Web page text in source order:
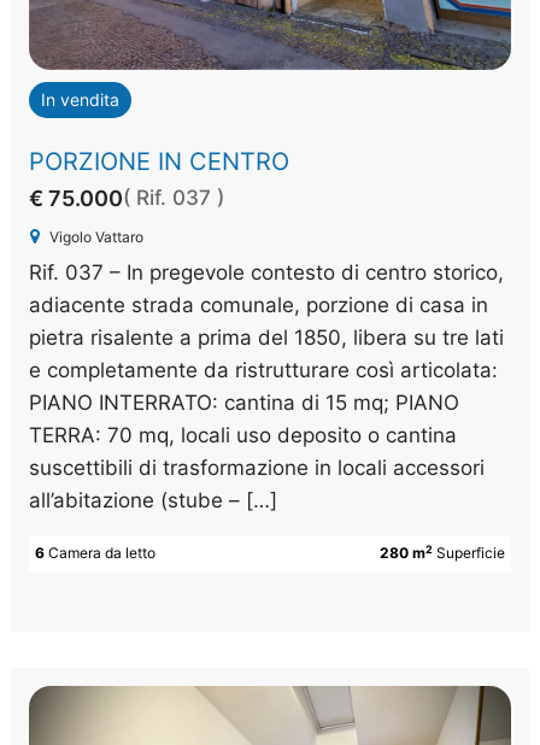
In vendita
PORZIONE IN CENTRO
€ 75.000( Rif. 037 )
Vigolo Vattaro
Rif. 037 – In pregevole contesto di centro storico,
adiacente strada comunale, porzione di casa in
pietra risalente a prima del 1850, libera su tre lati
e completamente da ristrutturare così articolata:
PIANO INTERRATO: cantina di 15 mq; PIANO
TERRA: 70 mq, locali uso deposito o cantina
suscettibili di trasformazione in locali accessori
all’abitazione (stube – […]
280 m2 Superficie
6 Camera da letto